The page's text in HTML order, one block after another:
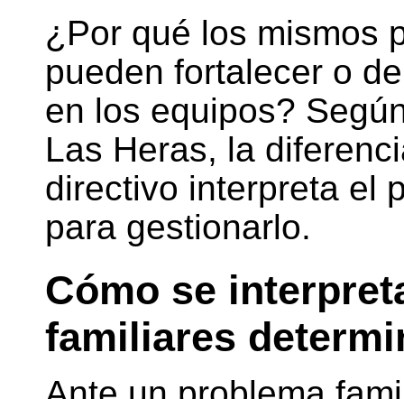
¿Por qué los mismos
pueden fortalecer o
en los equipos?
Las Heras, la
directivo interpreta el
para gestionarlo.
Cómo se
familiares